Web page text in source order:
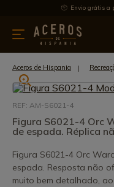
Envio grátis a
& Utensílios de cozinha
Aceros de Hispania
REF: AM-S6021-4
Figura S6021-4 Orc
de espada. Réplica
Figura S6021-4 Orc
espada. Resposta não
muito bem detalhado,